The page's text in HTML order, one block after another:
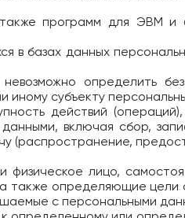
программ для ЭВМ и
в базах данных
определить без
субъекту
действий
включая сбор,
(распространение,
лицо,
также определяющие цели
с персональными